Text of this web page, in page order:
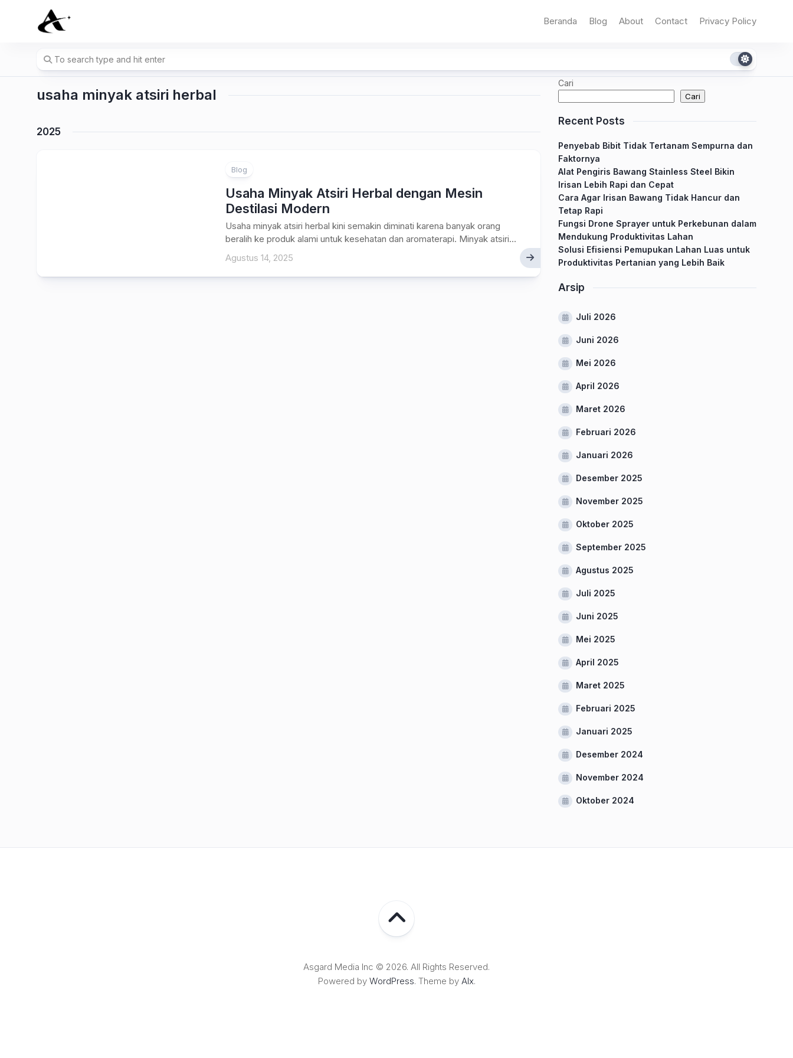
Beranda Blog About Contact Privacy Policy
usaha minyak atsiri herbal
2025
Blog
Usaha Minyak Atsiri Herbal dengan Mesin
Destilasi Modern
Usaha minyak atsiri herbal kini semakin diminati karena banyak orang
beralih ke produk alami untuk kesehatan dan aromaterapi. Minyak atsiri...
Agustus 14, 2025
Cari
Cari
Recent Posts
Penyebab Bibit Tidak Tertanam Sempurna dan
Faktornya
Alat Pengiris Bawang Stainless Steel Bikin
Irisan Lebih Rapi dan Cepat
Cara Agar Irisan Bawang Tidak Hancur dan
Tetap Rapi
Fungsi Drone Sprayer untuk Perkebunan dalam
Mendukung Produktivitas Lahan
Solusi Efisiensi Pemupukan Lahan Luas untuk
Produktivitas Pertanian yang Lebih Baik
Arsip
Juli 2026
Juni 2026
Mei 2026
April 2026
Maret 2026
Februari 2026
Januari 2026
Desember 2025
November 2025
Oktober 2025
September 2025
Agustus 2025
Juli 2025
Juni 2025
Mei 2025
April 2025
Maret 2025
Februari 2025
Januari 2025
Desember 2024
November 2024
Oktober 2024
Asgard Media Inc © 2026. All Rights Reserved.
Powered by WordPress. Theme by Alx.